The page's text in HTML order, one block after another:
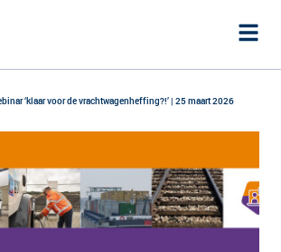
‘klaar voor de vrachtwagenheffing?!’ | 25 maart 2026